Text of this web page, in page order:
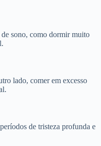
sono, como dormir muito
lado, comer em excesso
de tristeza profunda e